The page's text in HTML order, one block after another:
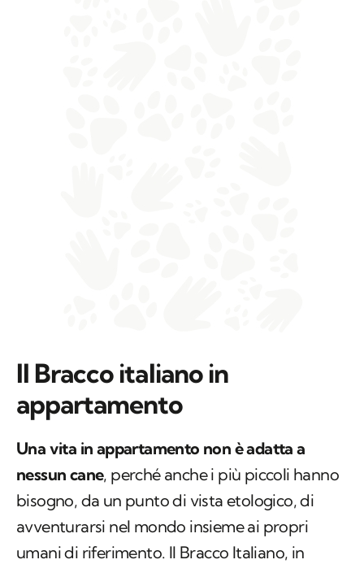
Il Bracco italiano in
appartamento
Una vita in appartamento non è adatta a
nessun cane, perché anche i più piccoli hanno
bisogno, da un punto di vista etologico, di
avventurarsi nel mondo insieme ai propri
umani di riferimento. Il Bracco Italiano, in